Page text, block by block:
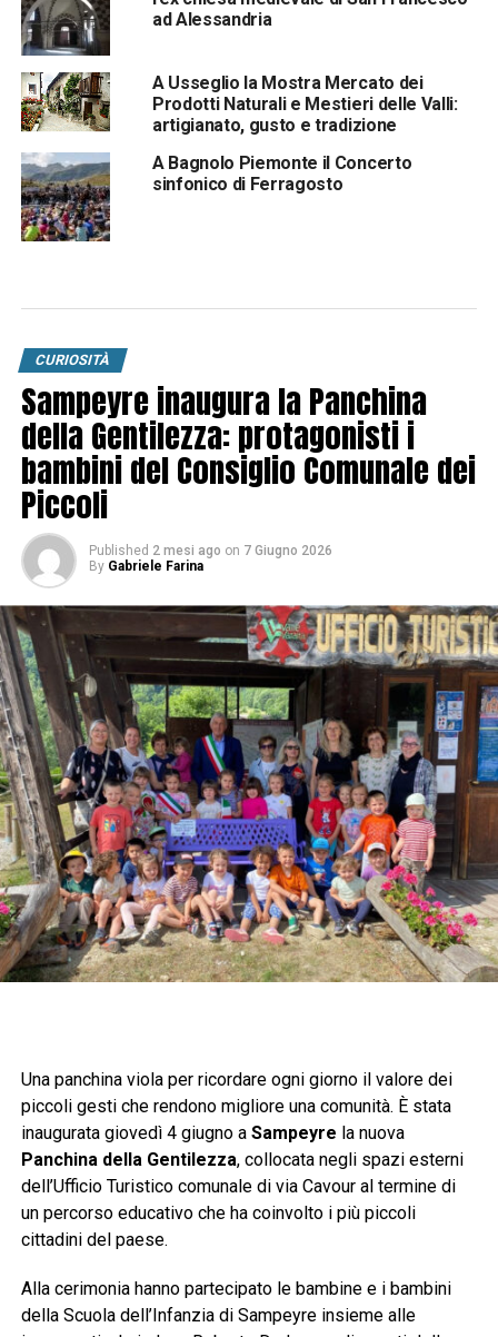
ad Alessandria
A Usseglio la Mostra Mercato dei
Prodotti Naturali e Mestieri delle Valli:
artigianato, gusto e tradizione
A Bagnolo Piemonte il Concerto
sinfonico di Ferragosto
CURIOSITÀ
Sampeyre inaugura la Panchina
della Gentilezza: protagonisti i
bambini del Consiglio Comunale dei
Piccoli
Published 2 mesi ago on 7 Giugno 2026
By Gabriele Farina
Una panchina viola per ricordare ogni giorno il valore dei
piccoli gesti che rendono migliore una comunità. È stata
inaugurata giovedì 4 giugno a Sampeyre la nuova
Panchina della Gentilezza, collocata negli spazi esterni
dell’Ufficio Turistico comunale di via Cavour al termine di
un percorso educativo che ha coinvolto i più piccoli
cittadini del paese.
Alla cerimonia hanno partecipato le bambine e i bambini
della Scuola dell’Infanzia di Sampeyre insieme alle